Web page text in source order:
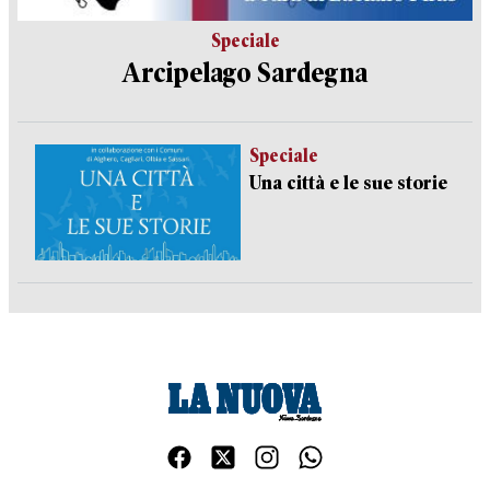
Speciale
Arcipelago Sardegna
Speciale
Una città e le sue storie